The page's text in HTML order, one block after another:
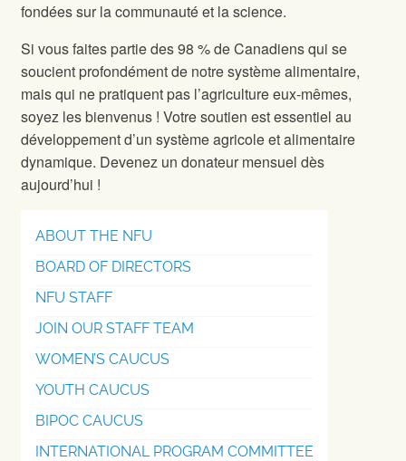
fondées sur la communauté et la science.
Si vous faites partie des 98 % de Canadiens qui se
soucient profondément de notre système alimentaire,
mais qui ne pratiquent pas l’agriculture eux-mêmes,
soyez les bienvenus ! Votre soutien est essentiel au
développement d’un système agricole et alimentaire
dynamique. Devenez un donateur mensuel dès
aujourd’hui !
ABOUT THE NFU
BOARD OF DIRECTORS
NFU STAFF
JOIN OUR STAFF TEAM
WOMEN’S CAUCUS
YOUTH CAUCUS
BIPOC CAUCUS
INTERNATIONAL PROGRAM COMMITTEE